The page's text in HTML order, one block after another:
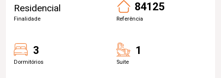
Residencial
Finalidade
84125
Referência
3
Dormitórios
1
Suite